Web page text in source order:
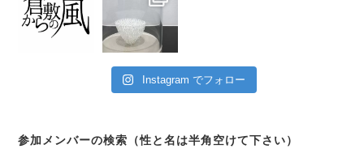
Instagram でフォロー
参加メンバーの検索（性と名は半角空けて下さい）